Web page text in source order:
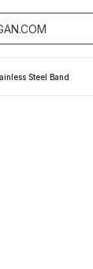
Steel Band